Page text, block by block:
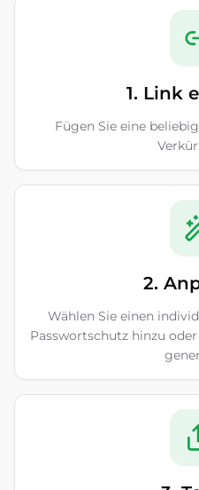
1. Link
Fügen Sie eine
2.
Wählen Sie einen
Passwortschutz hinzu